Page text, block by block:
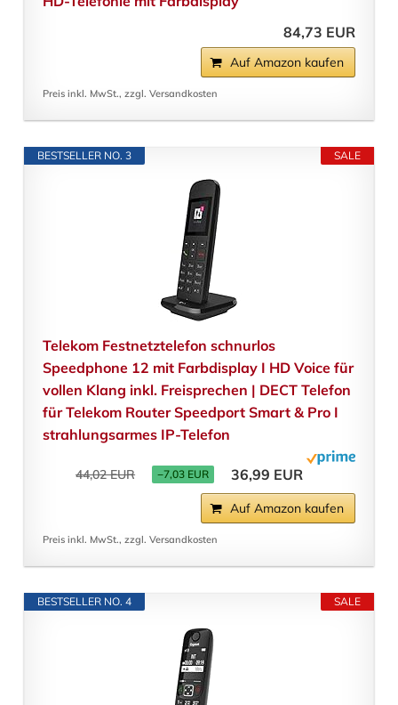
84,73 EUR
Auf Amazon kaufen
Preis inkl. MwSt., zzgl. Versandkosten
SALE
BESTSELLER NO. 3
Telekom Festnetztelefon schnurlos
Speedphone 12 mit Farbdisplay I HD Voice für
vollen Klang inkl. Freisprechen | DECT Telefon
für Telekom Router Speedport Smart & Pro I
strahlungsarmes IP-Telefon
44,02 EUR −7,03 EUR 36,99 EUR
Auf Amazon kaufen
Preis inkl. MwSt., zzgl. Versandkosten
SALE
BESTSELLER NO. 4